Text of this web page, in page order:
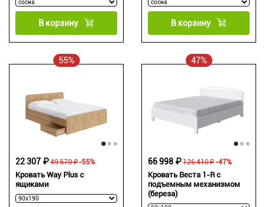
В корзину В корзину
55%
Кровать Way Plus с
ящиками
49 570 ₽
22 307 ₽ -55%
47%
Кровать Веста 1-R с
подъемным механизмом
(береза)
126 410 ₽
66 998 ₽ -47%